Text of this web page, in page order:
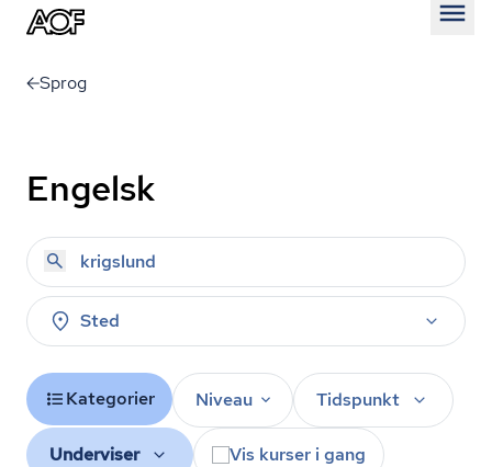
Sprog
Engelsk
Sted
Kategorier Niveau Tidspunkt
Underviser Vis kurser i gang